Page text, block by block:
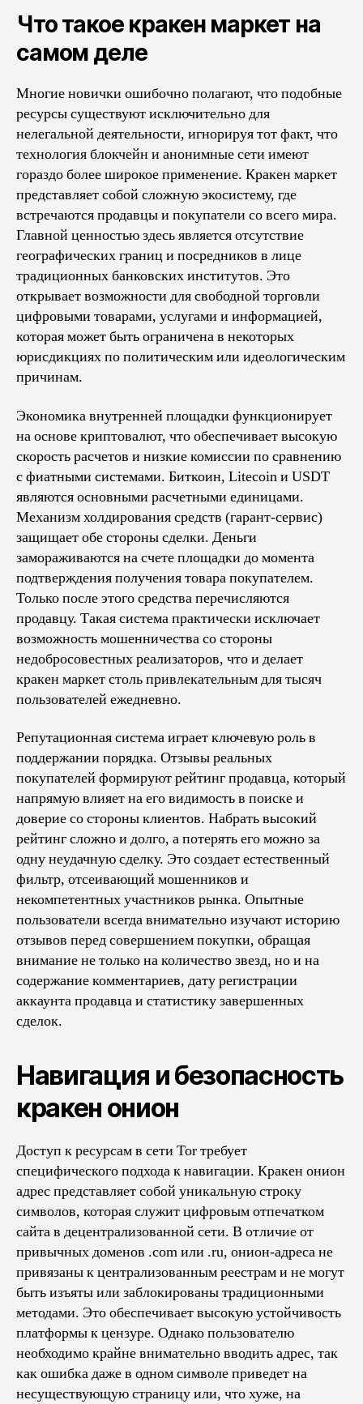
Что такое кракен маркет на
самом деле
Многие новички ошибочно полагают, что подобные
ресурсы существуют исключительно для
нелегальной деятельности, игнорируя тот факт, что
технология блокчейн и анонимные сети имеют
гораздо более широкое применение. Кракен маркет
представляет собой сложную экосистему, где
встречаются продавцы и покупатели со всего мира.
Главной ценностью здесь является отсутствие
географических границ и посредников в лице
традиционных банковских институтов. Это
открывает возможности для свободной торговли
цифровыми товарами, услугами и информацией,
которая может быть ограничена в некоторых
юрисдикциях по политическим или идеологическим
причинам.
Экономика внутренней площадки функционирует
на основе криптовалют, что обеспечивает высокую
скорость расчетов и низкие комиссии по сравнению
с фиатными системами. Биткоин, Litecoin и USDT
являются основными расчетными единицами.
Механизм холдирования средств (гарант-сервис)
защищает обе стороны сделки. Деньги
замораживаются на счете площадки до момента
подтверждения получения товара покупателем.
Только после этого средства перечисляются
продавцу. Такая система практически исключает
возможность мошенничества со стороны
недобросовестных реализаторов, что и делает
кракен маркет столь привлекательным для тысяч
пользователей ежедневно.
Репутационная система играет ключевую роль в
поддержании порядка. Отзывы реальных
покупателей формируют рейтинг продавца, который
напрямую влияет на его видимость в поиске и
доверие со стороны клиентов. Набрать высокий
рейтинг сложно и долго, а потерять его можно за
одну неудачную сделку. Это создает естественный
фильтр, отсеивающий мошенников и
некомпетентных участников рынка. Опытные
пользователи всегда внимательно изучают историю
отзывов перед совершением покупки, обращая
внимание не только на количество звезд, но и на
содержание комментариев, дату регистрации
аккаунта продавца и статистику завершенных
сделок.
Навигация и безопасность
кракен онион
Доступ к ресурсам в сети Tor требует
специфического подхода к навигации. Кракен онион
адрес представляет собой уникальную строку
символов, которая служит цифровым отпечатком
сайта в децентрализованной сети. В отличие от
привычных доменов .com или .ru, онион-адреса не
привязаны к централизованным реестрам и не могут
быть изъяты или заблокированы традиционными
методами. Это обеспечивает высокую устойчивость
платформы к цензуре. Однако пользователю
необходимо крайне внимательно вводить адрес, так
как ошибка даже в одном символе приведет на
несуществующую страницу или, что хуже, на